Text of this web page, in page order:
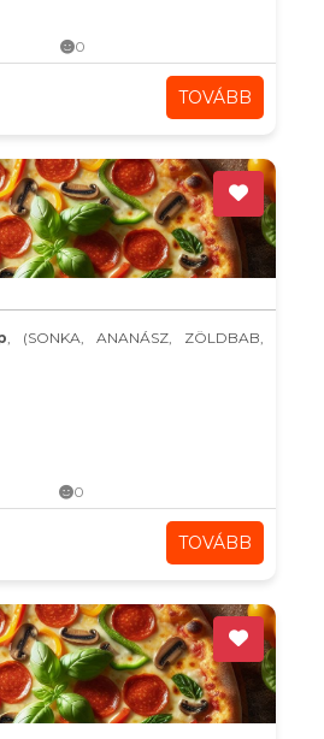
0
TOVÁBB
, (SONKA, ANANÁSZ, ZÖLDBAB,
0
TOVÁBB